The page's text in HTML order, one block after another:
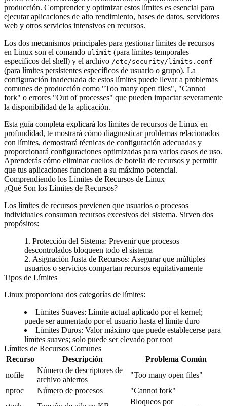
producción. Comprender y optimizar estos límites es esencial para
ejecutar aplicaciones de alto rendimiento, bases de datos, servidores
web y otros servicios intensivos en recursos.
Los dos mecanismos principales para gestionar límites de recursos
en Linux son el comando ulimit (para límites temporales
específicos del shell) y el archivo /etc/security/limits.conf
(para límites persistentes específicos de usuario o grupo). La
configuración inadecuada de estos límites puede llevar a problemas
comunes de producción como "Too many open files", "Cannot
fork" o errores "Out of processes" que pueden impactar severamente
la disponibilidad de la aplicación.
Esta guía completa explicará los límites de recursos de Linux en
profundidad, te mostrará cómo diagnosticar problemas relacionados
con límites, demostrará técnicas de configuración adecuadas y
proporcionará configuraciones optimizadas para varios casos de uso.
Aprenderás cómo eliminar cuellos de botella de recursos y permitir
que tus aplicaciones funcionen a su máximo potencial.
Comprendiendo los Límites de Recursos de Linux
¿Qué Son los Límites de Recursos?
Los límites de recursos previenen que usuarios o procesos
individuales consuman recursos excesivos del sistema. Sirven dos
propósitos:
Protección del Sistema: Prevenir que procesos
descontrolados bloqueen todo el sistema
Asignación Justa de Recursos: Asegurar que múltiples
usuarios o servicios compartan recursos equitativamente
Tipos de Límites
Linux proporciona dos categorías de límites:
Límites Suaves: Límite actual aplicado por el kernel;
puede ser aumentado por el usuario hasta el límite duro
Límites Duros: Valor máximo que puede establecerse para
límites suaves; solo puede ser elevado por root
Límites de Recursos Comunes
Recurso
Descripción
Problema Común
nofile
Número de descriptores de
archivo abiertos
"Too many open files"
nproc
Número de procesos
"Cannot fork"
Bloqueos por